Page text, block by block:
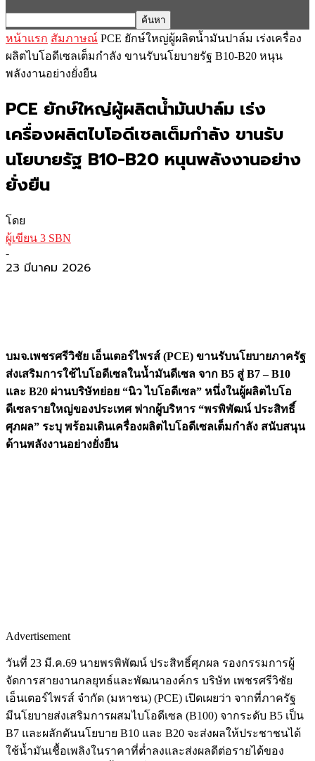
หน้าแรก สัมภาษณ์ PCE ยักษ์ใหญ่ผู้ผลิตน้ำมันปาล์ม เร่งเครื่อง
ผลิตไบโอดีเซลเต็มกำลัง ขานรับนโยบายรัฐ B10-B20 หนุน
พลังงานอย่างยั่งยืน
PCE ยักษ์ใหญ่ผู้ผลิตน้ำมันปาล์ม เร่ง
เครื่องผลิตไบโอดีเซลเต็มกำลัง ขานรับ
นโยบายรัฐ B10-B20 หนุนพลังงานอย่าง
ยั่งยืน
โดย
ผู้เขียน 3 SBN
-
23 มีนาคม 2026
บมจ.เพชรศรีวิชัย เอ็นเตอร์ไพรส์ (PCE) ขานรับนโยบายภาครัฐ
ส่งเสริมการใช้ไบโอดีเซลในน้ำมันดีเซล จาก B5 สู่ B7 – B10
และ B20 ผ่านบริษัทย่อย “นิว ไบโอดีเซล” หนึ่งในผู้ผลิตไบโอ
ดีเซลรายใหญ่ของประเทศ ฟากผู้บริหาร “พรพิพัฒน์ ประสิทธิ์
ศุภผล” ระบุ พร้อมเดินเครื่องผลิตไบโอดีเซลเต็มกำลัง สนับสนุน
ด้านพลังงานอย่างยั่งยืน
Advertisement
วันที่ 23 มี.ค.69 นายพรพิพัฒน์ ประสิทธิ์ศุภผล รองกรรมการผู้
จัดการสายงานกลยุทธ์และพัฒนาองค์กร บริษัท เพชรศรีวิชัย
เอ็นเตอร์ไพรส์ จำกัด (มหาชน) (PCE) เปิดเผยว่า จากที่ภาครัฐ
มีนโยบายส่งเสริมการผสมไบโอดีเซล (B100) จากระดับ B5 เป็น
B7 และผลักดันนโยบาย B10 และ B20 จะส่งผลให้ประชาชนได้
ใช้น้ำมันเชื้อเพลิงในราคาที่ต่ำลงและส่งผลดีต่อรายได้ของ